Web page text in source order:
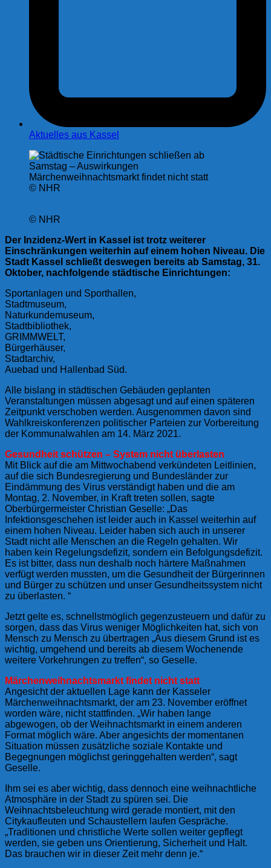
Aktuelles aus Kassel
© NHR
© NHR
Der Inzidenz-Wert in Kassel ist trotz weiterer
Einschränkungen weiterhin auf einem hohen Niveau. Die
Stadt Kassel schließt deswegen bereits ab Samstag, 31.
Oktober, nachfolgende städtische Einrichtungen:
Sportanlagen und Sporthallen,
Stadtmuseum,
Naturkundemuseum,
Stadtbibliothek,
GRIMMWELT,
Bürgerhäuser,
Stadtarchiv,
Auebad und Hallenbad Süd.
Alle bislang in städtischen Gebäuden geplanten
Veranstaltungen müssen abgesagt und auf einen späteren
Zeitpunkt verschoben werden. Ausgenommen davon sind
Wahlkreiskonferenzen politischer Parteien zur Vorbereitung
der Kommunalwahlen am 14. März 2021.
Gesundheit schützen – System nicht überlasten
Mit Blick auf die am Mittwochabend verkündeten Leitlinien,
auf die sich Bundesregierung und Bundesländer zur
Eindämmung des Virus verständigt haben und die am
Montag, 2. November, in Kraft treten sollen, sagte
Oberbürgermeister Christian Geselle: „Das
Infektionsgeschehen ist leider auch in Kassel weiterhin auf
einem hohen Niveau. Leider haben sich auch in unserer
Stadt nicht alle Menschen an die Regeln gehalten. Wir
haben kein Regelungsdefizit, sondern ein Befolgungsdefizit.
Es ist bitter, dass nun deshalb noch härtere Maßnahmen
verfügt werden mussten, um die Gesundheit der Bürgerinnen
und Bürger zu schützen und unser Gesundheitssystem nicht
zu überlasten. “
Jetzt gelte es, schnellstmöglich gegenzusteuern und dafür zu
sorgen, dass das Virus weniger Möglichkeiten hat, sich von
Mensch zu Mensch zu übertragen „Aus diesem Grund ist es
wichtig, umgehend und bereits ab diesem Wochenende
weitere Vorkehrungen zu treffen“, so Geselle.
Märchenweihnachtsmarkt findet nicht statt
Angesicht der aktuellen Lage kann der Kasseler
Märchenweihnachtsmarkt, der am 23. November eröffnet
worden wäre, nicht stattfinden. „Wir haben lange
abgewogen, ob der Weihnachtsmarkt in einem anderen
Format möglich wäre. Aber angesichts der momentanen
Situation müssen zusätzliche soziale Kontakte und
Begegnungen möglichst geringgehalten werden“, sagt
Geselle.
Ihm sei es aber wichtig, dass dennoch eine weihnachtliche
Atmosphäre in der Stadt zu spüren sei. Die
Weihnachtsbeleuchtung wird gerade montiert, mit den
Citykaufleuten und Schaustellern laufen Gespräche.
„Traditionen und christliche Werte sollen weiter gepflegt
werden, sie geben uns Orientierung, Sicherheit und Halt.
Das brauchen wir in dieser Zeit mehr denn je.“